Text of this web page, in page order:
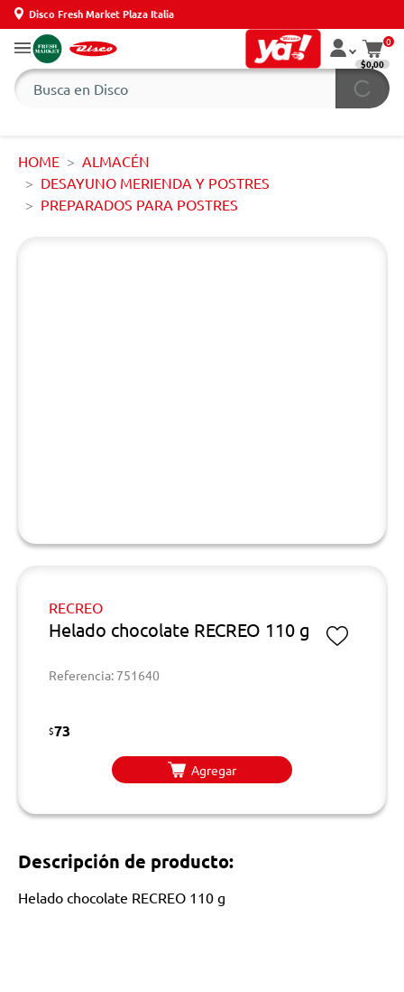
Disco Fresh Market Plaza Italia
0
$0,00
HOME
ALMACÉN
DESAYUNO MERIENDA Y POSTRES
PREPARADOS PARA POSTRES
RECREO
Helado chocolate RECREO 110 g
Referencia: 751640
$73
Agregar
Descripción de producto:
Helado chocolate RECREO 110 g